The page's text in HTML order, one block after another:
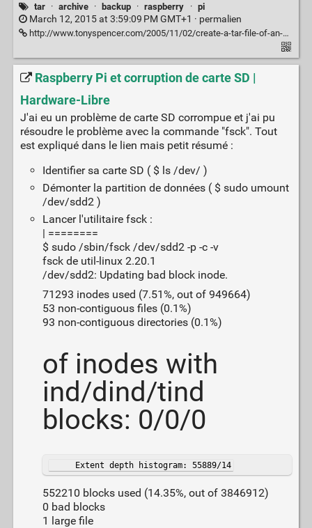
tar · archive · backup · raspberry · pi
March 12, 2015 at 3:59:09 PM GMT+1 · permalien
http://www.tonyspencer.com/2005/11/02/create-a-tar-file-of-an-entire-directory-and-its-sub-directories/
Raspberry Pi et corruption de carte SD |
Hardware-Libre
J'ai eu un problème de carte SD corrompue et j'ai pu
résoudre le problème avec la commande "fsck". Tout
est expliqué dans le lien mais petit résumé :
Identifier sa carte SD ( $ ls /dev/ )
Démonter la partition de données ( $ sudo umount
/dev/sdd2 )
Lancer l'utilitaire fsck :
| ========
$ sudo /sbin/fsck /dev/sdd2 -p -c -v
fsck de util-linux 2.20.1
/dev/sdd2: Updating bad block inode.
71293 inodes used (7.51%, out of 949664)
53 non-contiguous files (0.1%)
93 non-contiguous directories (0.1%)
of inodes with
ind/dind/tind
blocks: 0/0/0
     Extent depth histogram: 55889/14
552210 blocks used (14.35%, out of 3846912)
0 bad blocks
1 large file